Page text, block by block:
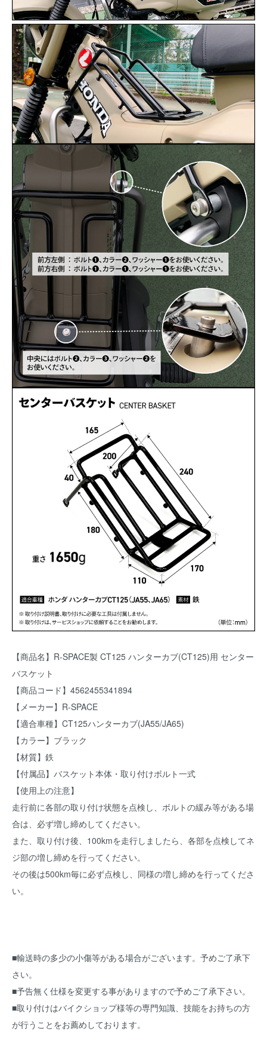
【商品名】R-SPACE製 CT125 ハンターカブ(CT125)用 センター
バスケット
【商品コード】4562455341894
【メーカー】R-SPACE
【適合車種】CT125ハンターカブ(JA55/JA65)
【カラー】ブラック
【材質】鉄
【付属品】バスケット本体・取り付けボルト一式
【使用上の注意】
走行前に各部の取り付け状態を点検し、ボルトの緩み等がある場
合は、必ず増し締めしてください。
また、取り付け後、100kmを走行しましたら、各部を点検してネ
ジ部の増し締めを行ってください。
その後は500km毎に必ず点検し、同様の増し締めを行ってくださ
い。
■輸送時の多少の小傷等がある場合がございます。予めご了承下
さい。
■予告無く仕様を変更する事がありますので予めご了承下さい。
■取り付けはバイクショップ様等の専門知識、技能をお持ちの方
が行うことをお薦めしております。